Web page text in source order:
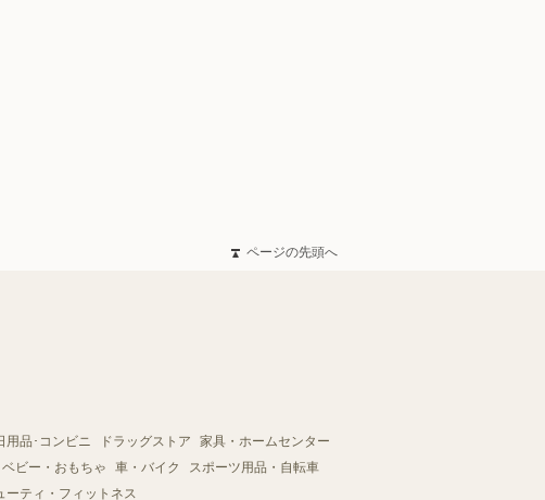
ページの先頭へ
用品･コンビニ ドラッグストア
家具・ホームセンター
ビー・おもちゃ 車・バイク
スポーツ用品・自転車
ーティ・フィットネス